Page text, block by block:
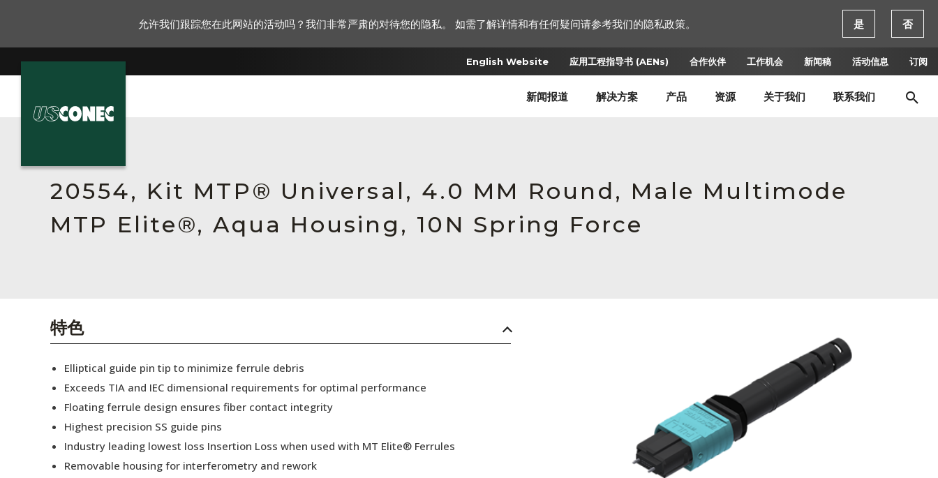
English Website 应用工程指导书 (AENs) 合作伙伴 工作机会 新闻稿 活动信息 订阅
新闻报道 解决方案 产品 资源 关于我们 联系我们
English Website
应用工程指导书 (AENs)
工作机会
活动信息
20554, Kit MTP® Universal, 4.0 MM Round, Male Multimode
MTP Elite®, Aqua Housing, 10N Spring Force
特色
Elliptical guide pin tip to minimize ferrule debris
Exceeds TIA and IEC dimensional requirements for optimal performance
Floating ferrule design ensures fiber contact integrity
Highest precision SS guide pins
Industry leading lowest loss Insertion Loss when used with MT Elite® Ferrules
Removable housing for interferometry and rework
允许我们跟踪您在此网站的活动吗？我们非常严肃的对待您的隐私。 如需了解详情和有任何疑问请参考我们的隐私政策。 是 否